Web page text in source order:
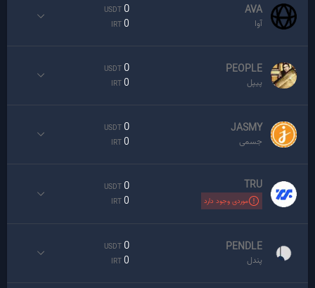
AVA
آوا
0
USDT
0
IRT
PEOPLE
پیپل
0
USDT
0
IRT
JASMY
جسمی
0
USDT
0
IRT
TRU
موردی وجود دارد
0
USDT
0
IRT
PENDLE
پندل
0
USDT
0
IRT